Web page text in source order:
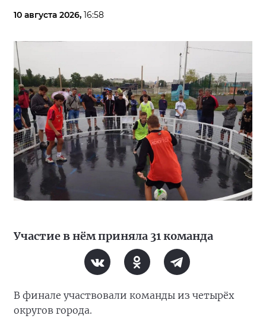
10 августа 2026, 16:58
Участие в нём приняла 31 команда
В финале участвовали команды из четырёх
округов города.